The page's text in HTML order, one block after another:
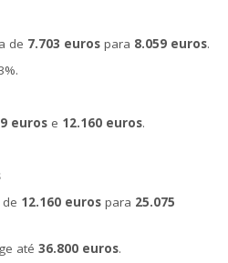
de 7.703 euros para 8.059 euros.
euros e 12.160 euros.
12.160 euros para 25.075
até 36.800 euros.